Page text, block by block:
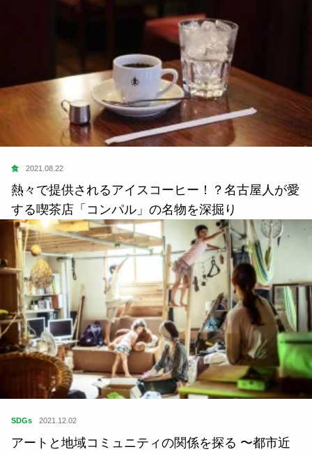
食 2021.08.22
熱々で提供されるアイスコーヒー！？名古屋人が愛
する喫茶店「コンパル」の名物を深掘り
SDGs 2021.12.02
アートと地域コミュニティの関係を探る 〜都市近